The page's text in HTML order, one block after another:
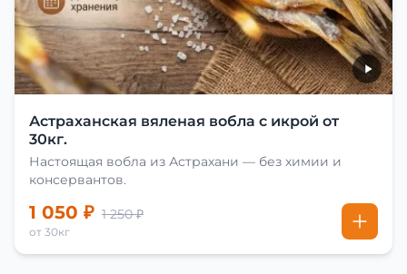
Астраханская вяленая вобла с икрой от
30кг.
Настоящая вобла из Астрахани — без химии и
консервантов.
1 050 ₽ 1 250 ₽
от 30кг